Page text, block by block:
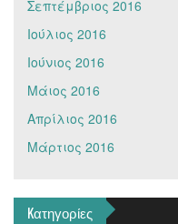
Σεπτέμβριος 2016
Ιούλιος 2016
Ιούνιος 2016
Μάιος 2016
Απρίλιος 2016
Μάρτιος 2016
Kατηγορίες